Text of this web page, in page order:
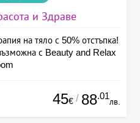
и Здраве
на тяло с 50% отстъпка!
с Beauty and Relax
45€ / 88.01
лв.